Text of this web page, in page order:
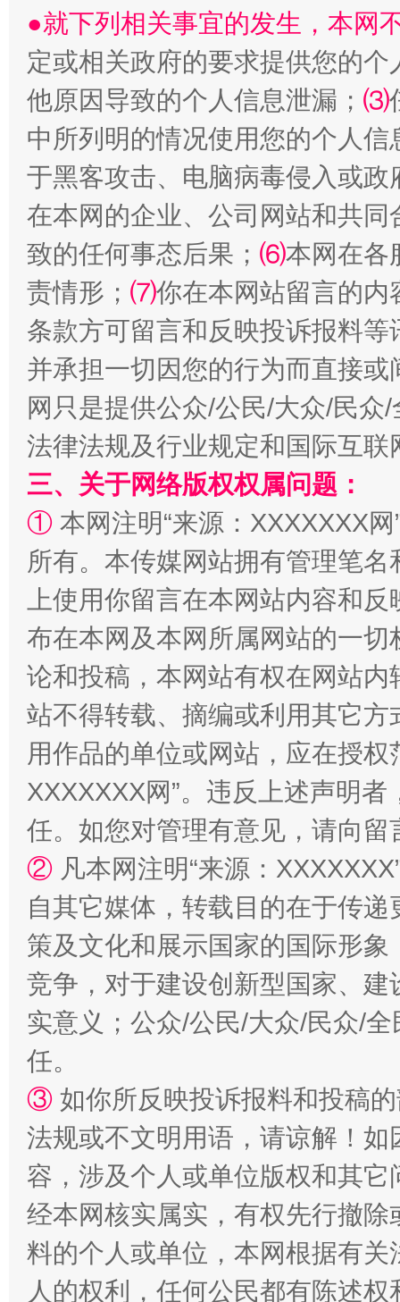
受贿1.44亿！段成刚被判无期 从幼
全民健身五年计划来了！等你上场
阿坝州三大球赛在茂县开幕 规模
国家大学科技园优化重塑工作
扯下公款旅游的“隐身衣” 如何以
“蜀中异人”王建安的艺术幻境
●就下列相关事宜的发生，本网
定或相关政府的要求提供您的个
他原因导致的个人信息泄漏； ⑶
中所列明的情况使用您的个人
于黑客攻击、电脑病毒侵入或
在本网的企业、公司网站和共
致的任何事态后果； ⑹本网在各
责情形； ⑺你在本网站留言的内
条款方可留言和反映投诉报料
并承担一切因您的行为而直接
网只是提供公众/公民/大众/民
法律法规及行业规定和国际互
三、关于网络版权权属问题：
① 本网注明“来源：XXXXXXX
所有。本传媒网站拥有管理笔
上使用你留言在本网站内容和
布在本网及本网所属网站的一
论和投稿，本网站有权在网站
站不得转载、摘编或利用其它
用作品的单位或网站，应在授
XXXXXXX网”。违反上述声明
任。如您对管理有意见，请向
② 凡本网注明“来源：
自其它媒体，转载目的在于传
策及文化和展示国家的国际形
竞争，对于建设创新型国家、
实意义；公众/公民/大众/民众/
任。
③ 如你所反映投诉报料和投稿
法规或不文明用语，请谅解！
容，涉及个人或单位版权和其它
经本网核实属实，有权先行撤
料的个人或单位，本网根据有
人的权利，任何公民都有陈述